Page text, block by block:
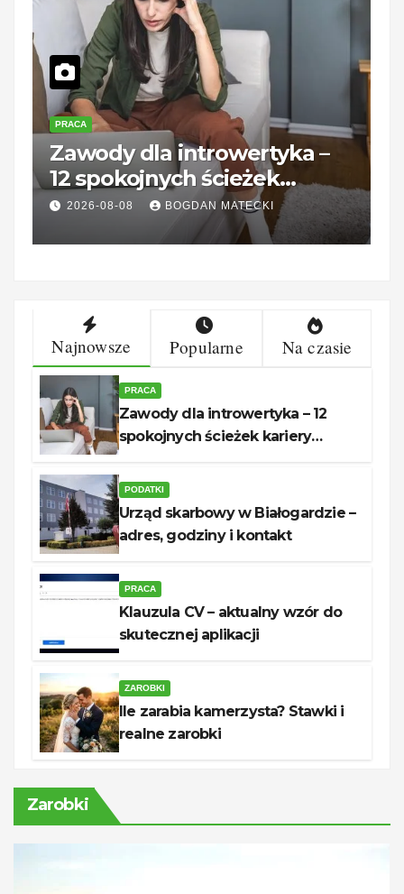
PRACA
Zawody dla introwertyka –
12 spokojnych ścieżek
kariery unerquicklich
2026-08-08 BOGDAN MATECKI
Najnowsze Popularne Na czasie
PRACA
Zawody dla introwertyka – 12
spokojnych ścieżek kariery
PODATKI
Urząd skarbowy w Białogardzie –
adres, godziny i kontakt
PRACA
Klauzula CV – aktualny wzór do
skutecznej aplikacji
ZAROBKI
Ile zarabia kamerzysta? Stawki i
realne zarobki
Zarobki